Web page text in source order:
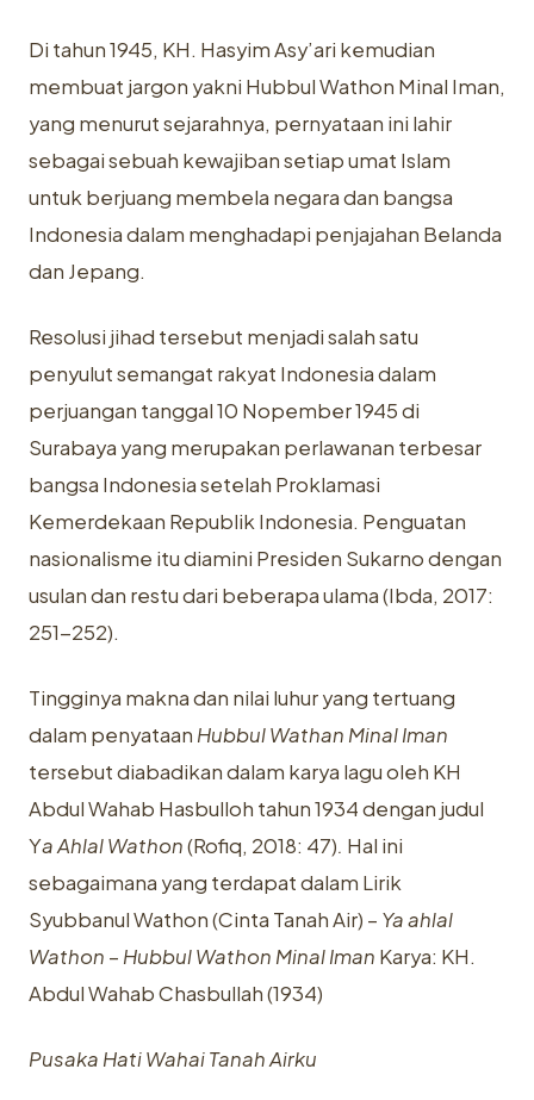
Di tahun 1945, KH. Hasyim Asy’ari kemudian
membuat jargon yakni Hubbul Wathon Minal Iman,
yang menurut sejarahnya, pernyataan ini lahir
sebagai sebuah kewajiban setiap umat Islam
untuk berjuang membela negara dan bangsa
Indonesia dalam menghadapi penjajahan Belanda
dan Jepang.
Resolusi jihad tersebut menjadi salah satu
penyulut semangat rakyat Indonesia dalam
perjuangan tanggal 10 Nopember 1945 di
Surabaya yang merupakan perlawanan terbesar
bangsa Indonesia setelah Proklamasi
Kemerdekaan Republik Indonesia. Penguatan
nasionalisme itu diamini Presiden Sukarno dengan
usulan dan restu dari beberapa ulama (Ibda, 2017:
251-252).
Tingginya makna dan nilai luhur yang tertuang
dalam penyataan Hubbul Wathan Minal Iman
tersebut diabadikan dalam karya lagu oleh KH
Abdul Wahab Hasbulloh tahun 1934 dengan judul
Ya Ahlal Wathon(Rofiq, 2018: 47). Hal ini
sebagaimana yang terdapat dalam Lirik
Syubbanul Wathon (Cinta Tanah Air) – Ya ahlal
Wathon – Hubbul Wathon Minal Iman Karya: KH.
Abdul Wahab Chasbullah (1934)
Pusaka Hati Wahai Tanah Airku